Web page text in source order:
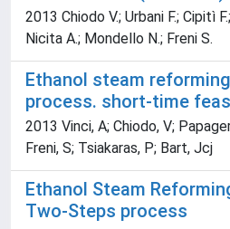
2013 Chiodo V.; Urbani F.; Cipitì
Nicita A.; Mondello N.; Freni S.
Ethanol steam
process. short-time
2013 Vinci, A; Chiodo, V;
Freni, S; Tsiakaras, P; Bart, Jcj
Ethanol Steam
Two-Steps process